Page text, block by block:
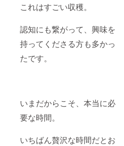
これはすごい収穫。
認知にも繋がって、興味を
持ってくださる方も多かっ
たです。
いまだからこそ、本当に必
要な時間。
いちばん贅沢な時間だとお